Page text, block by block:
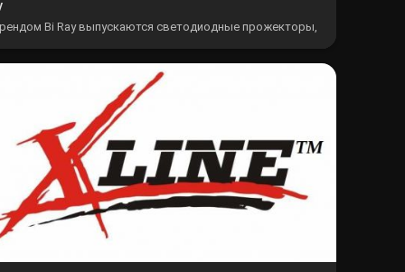
Bi Ray выпускаются светодиодные прожекторы,
и моторизированные световые головы
мощности, а также линейка...